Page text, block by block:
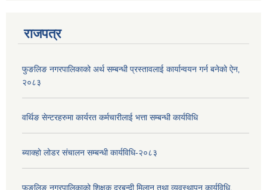
राजपत्र
फुङलिङ नगरपालिकाको अर्थ सम्बन्धी प्रस्तावलाई कार्यान्वयन गर्न बनेको ऐन‚
२०८३
वर्थिङ सेन्टरहरुमा कार्यरत कर्मचारीलाई भत्ता सम्बन्धी कार्यविधि
ब्याक्हो लोडर संचालन सम्बन्धी कार्यविधि-२०८३
फुङलिङ नगरपालिकाको शिक्षक दरबन्दी मिलान तथा व्यवस्थापन कार्यविधि,